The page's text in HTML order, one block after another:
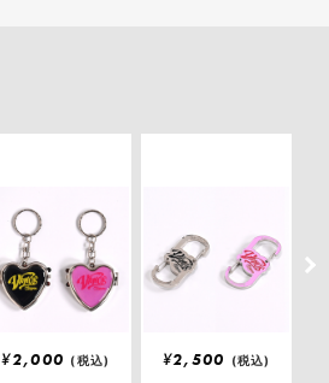
¥2,000 (税込) ¥2,500 (税込)